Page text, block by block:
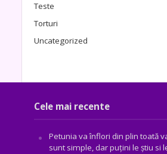
Teste
Torturi
Uncategorized
Cele mai recente
Petunia va înflori din plin toată
sunt simple, dar puțini le știu si